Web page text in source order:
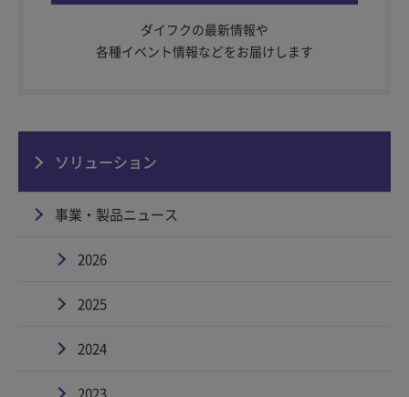
ダイフクの最新情報や
各種イベント情報などをお届けします
ソリューション
事業・製品ニュース
2026
2025
2024